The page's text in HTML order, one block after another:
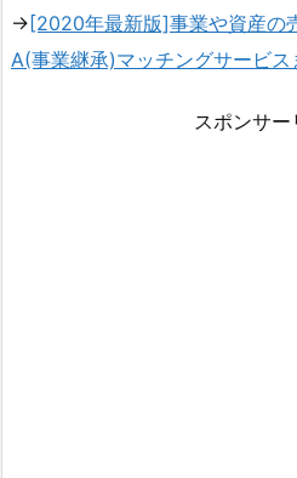
→[2020年最新版]事業や資産の
A(事業継承)マッチングサービス
スポンサー